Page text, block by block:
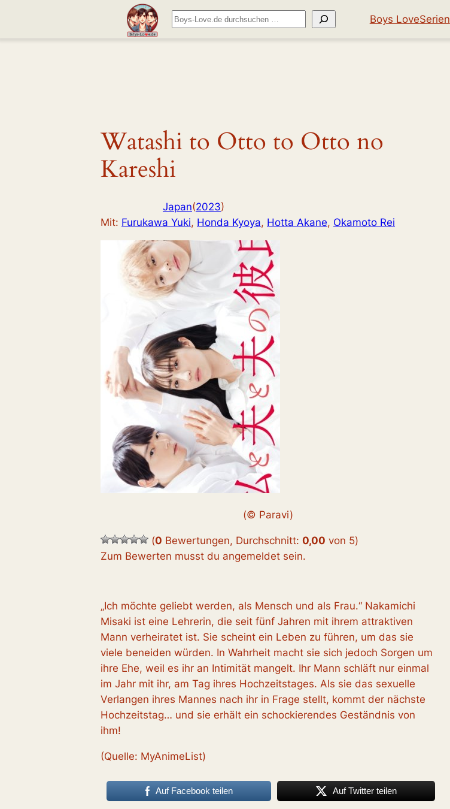
Suchen Boys LoveSerien
Watashi to Otto to Otto no
Kareshi
Japan(2023)
Mit: Furukawa Yuki, Honda Kyoya, Hotta Akane, Okamoto Rei
(© Paravi)
(0 Bewertungen, Durchschnitt: 0,00 von 5)
Zum Bewerten musst du angemeldet sein.
„Ich möchte geliebt werden, als Mensch und als Frau.“ Nakamichi
Misaki ist eine Lehrerin, die seit fünf Jahren mit ihrem attraktiven
Mann verheiratet ist. Sie scheint ein Leben zu führen, um das sie
viele beneiden würden. In Wahrheit macht sie sich jedoch Sorgen um
ihre Ehe, weil es ihr an Intimität mangelt. Ihr Mann schläft nur einmal
im Jahr mit ihr, am Tag ihres Hochzeitstages. Als sie das sexuelle
Verlangen ihres Mannes nach ihr in Frage stellt, kommt der nächste
Hochzeitstag… und sie erhält ein schockierendes Geständnis von
ihm!
(Quelle: MyAnimeList)
Auf Facebook teilen Auf Twitter teilen